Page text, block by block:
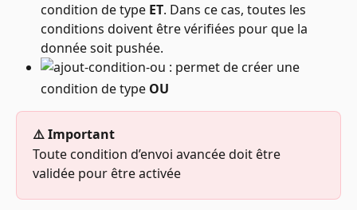
condition de type ET. Dans ce cas, toutes les
conditions doivent être vérifiées pour que la
donnée soit pushée.
: permet de créer une
condition de type OU
⚠️ Important
Toute condition d’envoi avancée doit être
validée pour être activée